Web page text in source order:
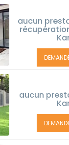
aucun
aucun